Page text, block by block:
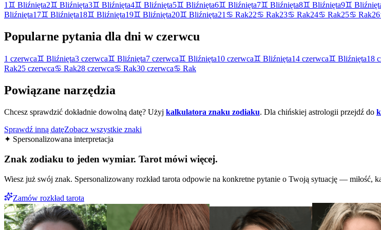
1♊ Bliźnięta2♊ Bliźnięta3♊ Bliźnięta4♊ Bliźnięta5♊ Bliźnięta6♊ Bliźnięta7♊ Bliźnięta8♊ Bliźnięta9♊
Bliźnięta17♊ Bliźnięta18♊ Bliźnięta19♊ Bliźnięta20♊ Bliźnięta21♋ Rak22♋ Rak23♋ Rak24♋ Rak25♋ Rak26
Popularne pytania dla dni wczerwcu
1 czerwca♊ Bliźnięta3 czerwca♊ Bliźnięta7 czerwca♊ Bliźnięta10 czerwca♊ Bliźnięta14 czerwca♊ Bliźnięta18
Rak25 czerwca♋ Rak28 czerwca♋ Rak30 czerwca♋ Rak
Powiązane narzędzia
Chcesz sprawdzić dokładnie dowolną datę? Użyj kalkulatora znaku zodiaku. Dla chińskiej astrologii przejdź do
Sprawdź inną datęZobacz wszystkie znaki
✦ Spersonalizowana interpretacja
Znak zodiaku to jeden wymiar. Tarot mówi więcej.
Wiesz już swój znak. Spersonalizowany rozkład tarota odpowie na konkretne pytanie o Twoją sytuację — miłość,
Zamów rozkład tarota